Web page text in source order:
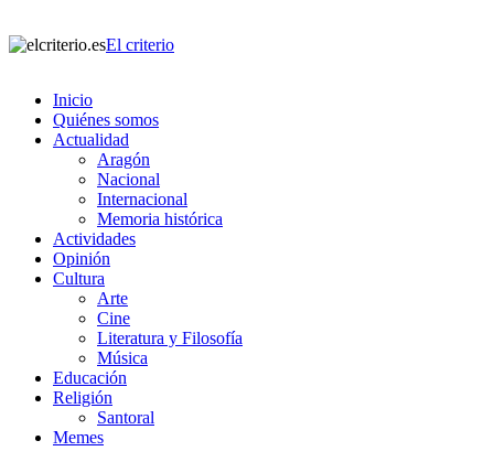
El criterio
Inicio
Quiénes somos
Actualidad
Aragón
Nacional
Internacional
Memoria histórica
Actividades
Opinión
Cultura
Arte
Cine
Literatura y Filosofía
Música
Educación
Religión
Santoral
Memes